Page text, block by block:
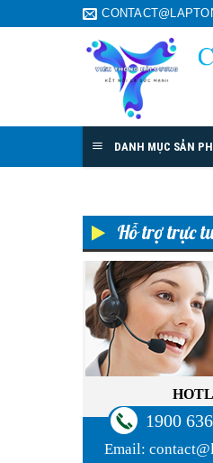
DANH MỤC SẢN
Hỗ trợ trực
1900
Email: